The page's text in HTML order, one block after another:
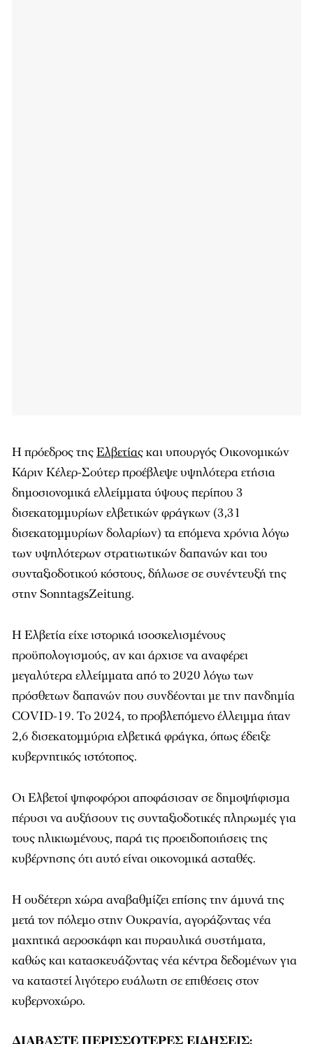
Η πρόεδρος τηςΕλβετίαςκαι υπουργός Οικονομικών
Κάριν Κέλερ-Σούτερ προέβλεψε υψηλότερα ετήσια
δημοσιονομικά ελλείμματα ύψους περίπου 3
δισεκατομμυρίων ελβετικών φράγκων (3,31
δισεκατομμυρίων δολαρίων) τα επόμενα χρόνια λόγω
των υψηλότερων στρατιωτικών δαπανών και του
συνταξιοδοτικού κόστους, δήλωσε σε συνέντευξή της
στην SonntagsZeitung.
Η Ελβετία είχε ιστορικά ισοσκελισμένους
προϋπολογισμούς, αν και άρχισε να αναφέρει
μεγαλύτερα ελλείμματα από το 2020 λόγω των
πρόσθετων δαπανών που συνδέονται με την πανδημία
COVID-19. Το 2024, το προβλεπόμενο έλλειμμα ήταν
2,6 δισεκατομμύρια ελβετικά φράγκα, όπως έδειξε
κυβερνητικός ιστότοπος.
Οι Ελβετοί ψηφοφόροι αποφάσισαν σε δημοψήφισμα
πέρυσι να αυξήσουν τις συνταξιοδοτικές πληρωμές για
τους ηλικιωμένους, παρά τις προειδοποιήσεις της
κυβέρνησης ότι αυτό είναι οικονομικά ασταθές.
Η ουδέτερη χώρα αναβαθμίζει επίσης την άμυνά της
μετά τον πόλεμο στην Ουκρανία, αγοράζοντας νέα
μαχητικά αεροσκάφη και πυραυλικά συστήματα,
καθώς και κατασκευάζοντας νέα κέντρα δεδομένων για
να καταστεί λιγότερο ευάλωτη σε επιθέσεις στον
κυβερνοχώρο.